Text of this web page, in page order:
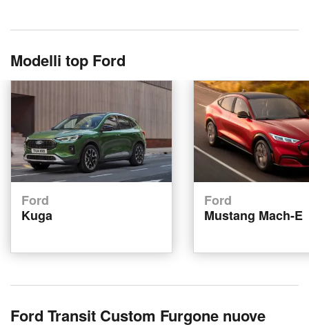
Modelli top Ford
Ford
Kuga
Ford
Mustang Mach-E
Ford Transit Custom Furgone nuove